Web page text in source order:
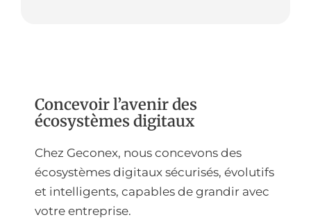
Concevoir l’avenir des
écosystèmes digitaux
Chez Geconex, nous concevons des
écosystèmes digitaux sécurisés, évolutifs
et intelligents, capables de grandir avec
votre entreprise.